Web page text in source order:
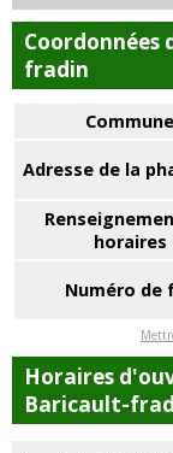
Coordonnées
fradin
Commune
Adresse de la
horaires
Numéro de
Horaires
Baricault-